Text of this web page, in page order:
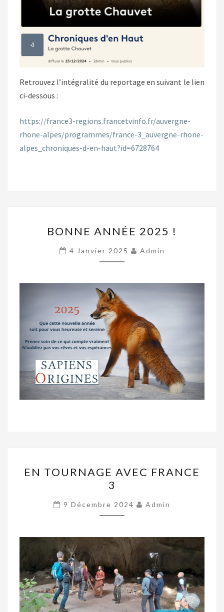
Retrouvez l’intégralité du reportage en suivant le lien
ci-dessous :
https://france3-regions.francetvinfo.fr/auvergne-
rhone-alpes/programmes/france-3_auvergne-rhone-
alpes_chroniques-d-en-haut?id=6728764
ANNÉE
2025
!
BONNE ANNÉE 2025 !
4 Janvier 2025 Admin
TOURNAGE
AVEC
FRANCE
3
EN TOURNAGE AVEC FRANCE
3
9 Décembre 2024 Admin